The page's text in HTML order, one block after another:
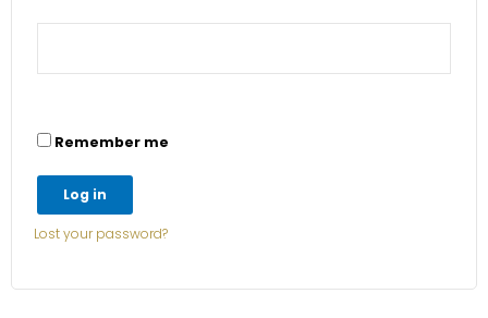
Remember me
Log in
Lost your password?